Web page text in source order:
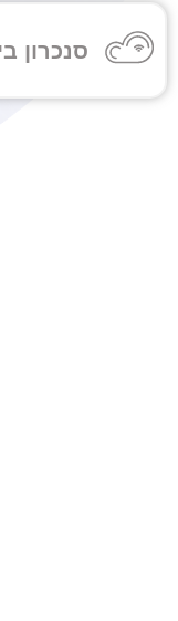
סנכרון